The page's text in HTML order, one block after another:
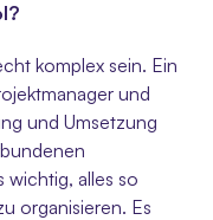
komplex sein. Ein
und
und Umsetzung
wichtig, alles so
organisieren. Es